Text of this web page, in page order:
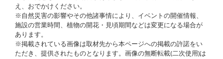
え、おでかけください。
※自然災害の影響やその他諸事情により、イベントの開催情報、
施設の営業時間、植物の開花・見頃期間などは変更になる場合が
あります。
※掲載されている画像は取材先から本ページへの掲載の許諾をい
ただき、提供されたものとなります。画像の無断転載(二次使用)は